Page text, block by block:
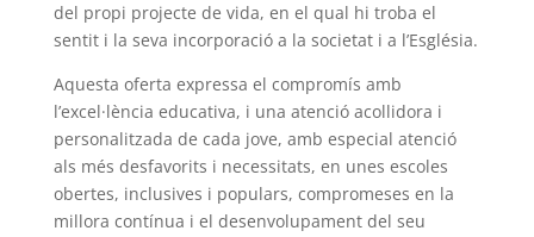
del propi projecte de vida, en el qual hi troba el
sentit i la seva incorporació a la societat i a l’Església.
Aquesta oferta expressa el compromís amb
l’excel·lència educativa, i una atenció acollidora i
personalitzada de cada jove, amb especial atenció
als més desfavorits i necessitats, en unes escoles
obertes, inclusives i populars, compromeses en la
millora contínua i el desenvolupament del seu